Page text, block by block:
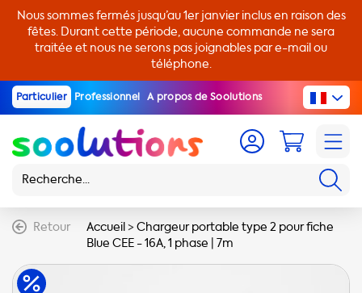
Nous sommes fermés jusqu’au 1er janvier inclus en raison des
fêtes. Durant cette période, aucune commande ne sera
traitée et nous ne serons pas joignables par e-mail ou
téléphone.
Particulier Professionnel A propos de Soolutions
Retour Accueil>Chargeur portable type 2 pour fiche
Blue CEE - 16A, 1 phase | 7m